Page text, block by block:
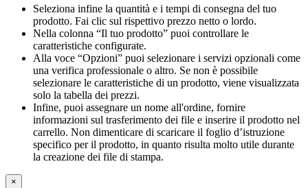
Seleziona infine la quantità e i tempi di consegna del tuo
prodotto. Fai clic sul rispettivo prezzo netto o lordo.
Nella colonna “Il tuo prodotto” puoi controllare le
caratteristiche configurate.
Alla voce “Opzioni” puoi selezionare i servizi opzionali come
una verifica professionale o altro. Se non è possibile
selezionare le caratteristiche di un prodotto, viene visualizzata
solo la tabella dei prezzi.
Infine, puoi assegnare un nome all'ordine, fornire
informazioni sul trasferimento dei file e inserire il prodotto nel
carrello. Non dimenticare di scaricare il foglio d’istruzione
specifico per il prodotto, in quanto risulta molto utile durante
la creazione dei file di stampa.
×